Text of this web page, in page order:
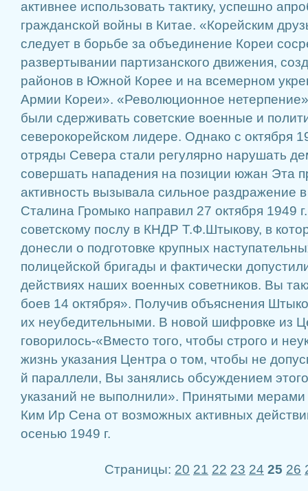
активнее использовать тактику, успешно
гражданской войны в Китае. «Корейским
следует в борьбе за объединение Кореи
развертывании партизанского движения,
районов в Южной Корее и на всемерном
Армии Кореи». «Революционное
были сдерживать советские военные и
северокорейском лидере. Однако с октября
отряды Севера стали регулярно нарушать
совершать нападения на позиции южан Эта
активность вызывала сильное раздражение
Сталина Громыко направил 27 октября 1949
советскому послу в КНДР Т.Ф.Штыкову, в
донесли о подготовке крупных
полицейской бригады и фактически
действиях наших военных советников. Вы
боев 14 октября». Получив объяснения
их неубедительными. В новой шифровке из
говорилось-«Вместо того, чтобы строго и
жизнь указания Центра о том, чтобы не
й параллели, Вы занялись обсуждением
указаний не выполнили». Принятыми мерами
Ким Ир Сена от возможных активных
осенью 1949 г.
Страницы: 20 21 22 23 24 25 26